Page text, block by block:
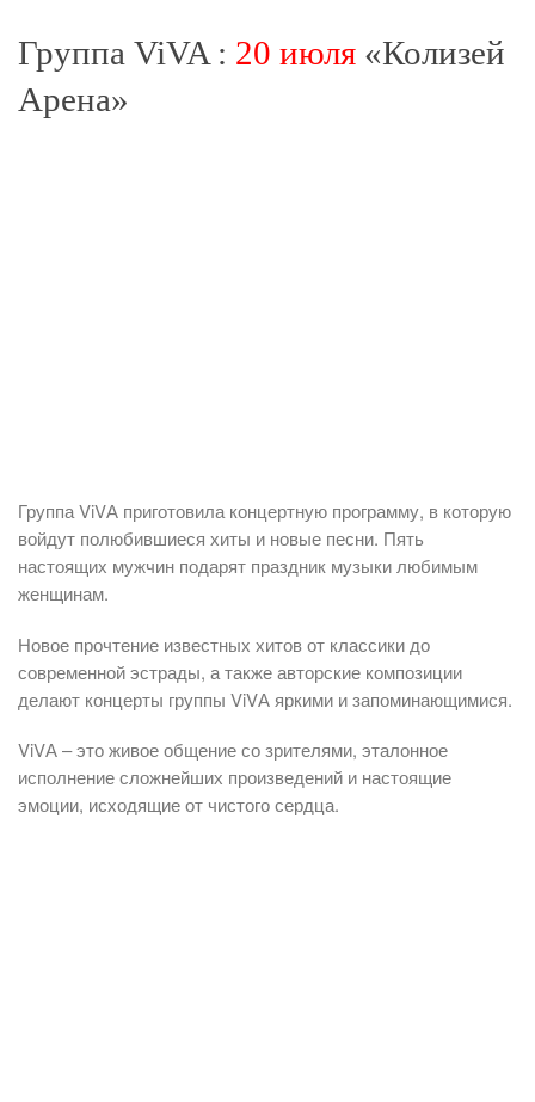
Группа ViVA : 20 июля «Колизей
Арена»
Группа ViVА приготовила концертную программу, в которую
войдут полюбившиеся хиты и новые песни. Пять
настоящих мужчин подарят праздник музыки любимым
женщинам.
Новое прочтение известных хитов от классики до
современной эстрады, а также авторские композиции
делают концерты группы ViVА яркими и запоминающимися.
ViVА – это живое общение со зрителями, эталонное
исполнение сложнейших произведений и настоящие
эмоции, исходящие от чистого сердца.